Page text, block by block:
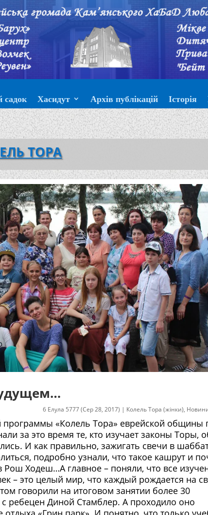
садок Хасидут Архів публікацій Історія
ТОРА
6 Елула 5777 (Сер 28, 2017) | Колель Тора (жінки),
программы «Колель Тора» еврейской общины
за это время те, кто изучает законы Торы,
И как правильно, зажигать свечи в
подробно узнали, что такое кашрут и
Рош Ходеш…А главное – поняли, что все
– это целый мир, что каждый рождается на
говорили на итоговом занятии более 30
ребецен Диной Стамблер. А проходило оно